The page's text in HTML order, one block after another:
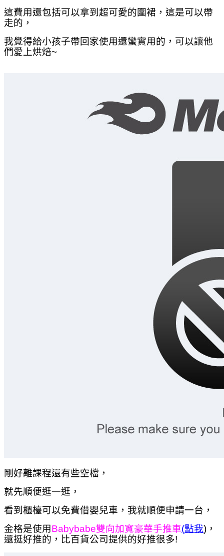
這費用還包括可以拿到超可愛的圍裙，這是可以帶
走的，
我覺得給小孩子帶回家使用還蠻實用的，可以讓他
們愛上烘焙~
剛好離課程還有些空檔，
就先順便逛一逛，
看到櫃檯可以免費借嬰兒車，我就順便申請一台，
金格是使用Babybabe雙向加寬豪華手推車(點我) ，
還挺好推的，比百貨公司提供的好推很多!